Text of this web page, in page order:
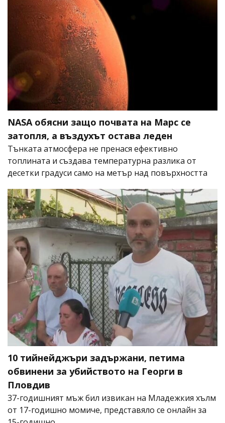
NASA обясни защо почвата на Марс се
затопля, а въздухът остава леден
Тънката атмосфера не пренася ефективно
топлината и създава температурна разлика от
десетки градуси само на метър над повърхността
10 тийнейджъри задържани, петима
обвинени за убийството на Георги в
Пловдив
37-годишният мъж бил извикан на Младежкия хълм
от 17-годишно момиче, представяло се онлайн за